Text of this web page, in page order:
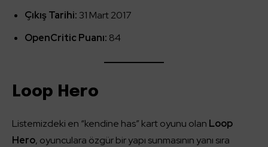
Çıkış Tarihi: 31 Mart 2017
OpenCritic Puanı: 84
Loop Hero
Listemizdeki en “kendine has” kart oyunu olan Loop
Hero, oyunculara özgür bir yapı sunmasının yanı sıra